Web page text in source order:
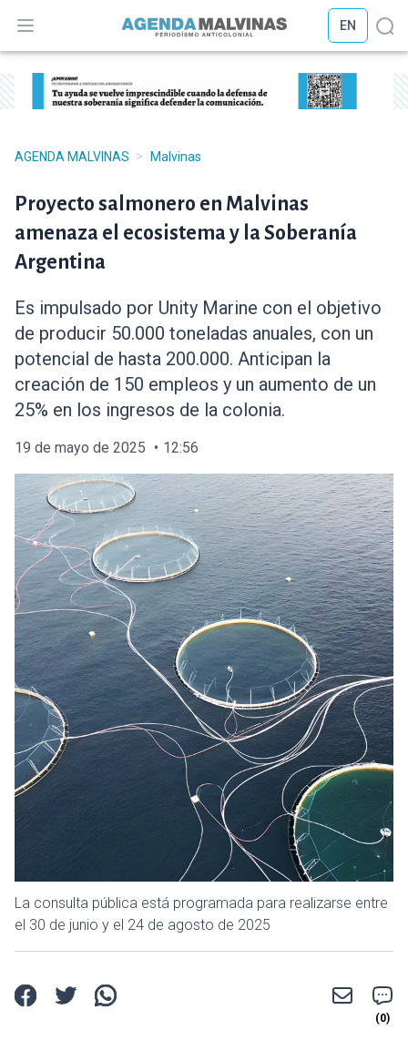
Abrir menú
EN
AGENDA MALVINAS > Malvinas
Proyecto salmonero en Malvinas
amenaza el ecosistema y la Soberanía
Argentina
Es impulsado por Unity Marine con el objetivo
de producir 50.000 toneladas anuales, con un
potencial de hasta 200.000. Anticipan la
creación de 150 empleos y un aumento de un
25% en los ingresos de la colonia.
19 de mayo de 2025 12:56
La consulta pública está programada para realizarse entre
el 30 de junio y el 24 de agosto de 2025